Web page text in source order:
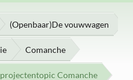
(Openbaar)De vouwwagen
Comanche
projectentopic Comanche